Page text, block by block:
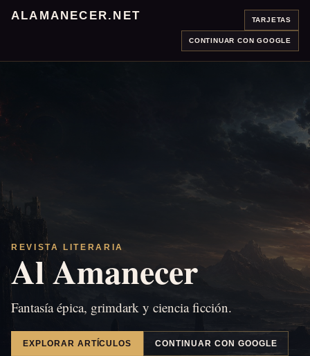
ALAMANECER.NET TARJETAS
CONTINUAR CON GOOGLE
REVISTA LITERARIA
Al Amanecer
Fantasía épica, grimdark y ciencia ficción.
EXPLORAR ARTÍCULOS CONTINUAR CON GOOGLE